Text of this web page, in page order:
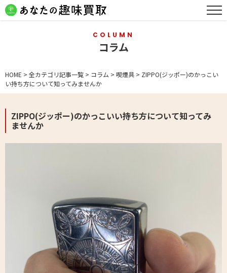
COLUMN
コラム
HOME > 全カテゴリ記事一覧 > コラム > 喫煙具 > ZIPPO(ジッポー)のかっこい
い持ち方について知ってみませんか
ZIPPO(ジッポー)のかっこいい持ち方について知ってみ
ませんか